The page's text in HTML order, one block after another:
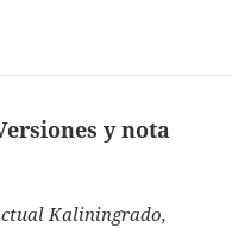
y nota
Kaliningrado,